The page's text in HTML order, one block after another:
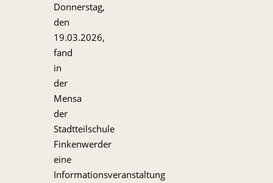
Donnerstag,
den
19.03.2026,
fand
in
der
Mensa
der
Stadtteilschule
Finkenwerder
eine
Informationsveranstaltung